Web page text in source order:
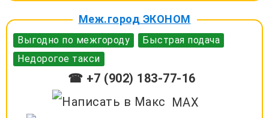
Меж.город ЭКОНОМ
Выгодно по межгороду
Быстрая подача
Недорогое такси
☎ +7 (902) 183-77-16
MAX